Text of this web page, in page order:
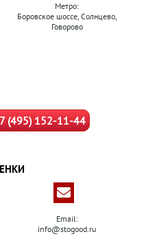
Метро:
Боровское шоссе, Солнцево,
Говорово
(495) 152-11-44
Email:
info@stogood.ru